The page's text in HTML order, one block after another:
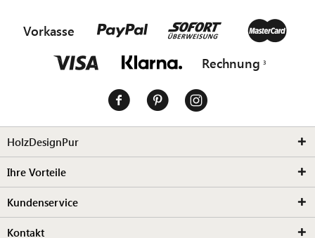
Vorkasse
Rechnung
HolzDesignPur
Ihre Vorteile
Kundenservice
Kontakt